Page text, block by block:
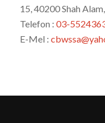
15, 40200 Shah
Telefon : 03-
E-Mel :